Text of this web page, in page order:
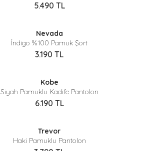
5.490 TL
Nevada
İndigo %100 Pamuk Şort
3.190 TL
Kobe
Siyah Pamuklu Kadife Pantolon
6.190 TL
Trevor
Haki Pamuklu Pantolon